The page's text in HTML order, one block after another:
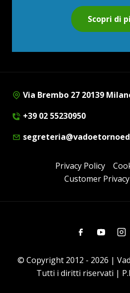
Scopri di
Via Brembo 27 20139
+39 02 55230950
Privacy Policy
Customer
FacebookYoutube
© Copyright 2012 - 2026 |
Tutti i diritti riservati |